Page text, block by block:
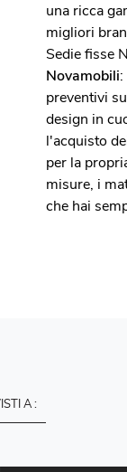
una ricca
migliori
Sedie fisse
Novamobili
preventivi
design in
l'acquisto
per la
misure, i
che hai
A :